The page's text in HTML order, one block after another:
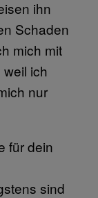
ihn
Schaden
mich mit
ich
nur
für dein
sind